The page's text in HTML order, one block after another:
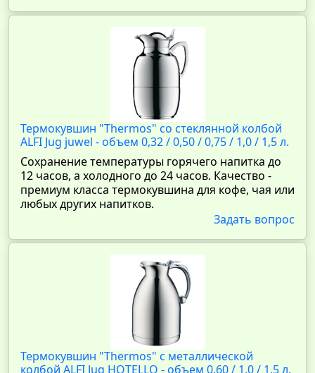
Термокувшин "Thermos" со стеклянной колбой
ALFI Jug juwel - объем 0,32 / 0,50 / 0,75 / 1,0 / 1,5 л.
Сохранение температуры горячего напитка до
12 часов, а холодного до 24 часов. Качество -
премиум класса термокувшина для кофе, чая или
любых других напитков.
Задать вопрос
Термокувшин "Thermos" с металлической
колбой ALFI Jug HOTELLO - объем 0,60 / 1,0 / 1,5 л.